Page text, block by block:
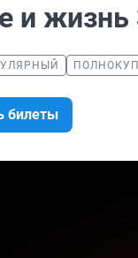
и
билеты